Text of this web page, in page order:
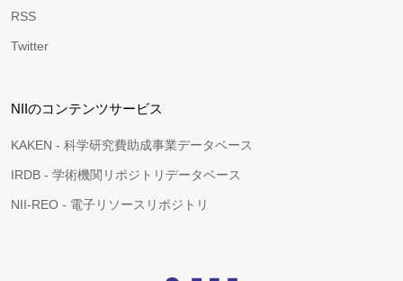
RSS
Twitter
NIIのコンテンツサービス
KAKEN - 科学研究費助成事業データベース
IRDB - 学術機関リポジトリデータベース
NII-REO - 電子リソースリポジトリ